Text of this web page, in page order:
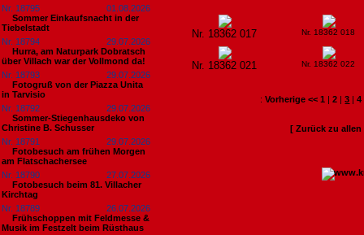
Nr. 18795
01.08.2026
Sommer Einkaufsnacht in der
Tiebelstadt
Nr. 18794
29.07.2026
Hurra, am Naturpark Dobratsch
über Villach war der Vollmond da!
Nr. 18793
29.07.2026
Fotogruß von der Piazza Unita
in Tarvisio
Nr. 18792
29.07.2026
Sommer-Stiegenhausdeko von
Christine B. Schusser
Nr. 18791
29.07.2026
Fotobesuch am frühen Morgen
am Flatschachersee
Nr. 18790
27.07.2026
Fotobesuch beim 81. Villacher
Kirchtag
Nr. 18789
26.07.2026
Frühschoppen mit Feldmesse &
Musik im Festzelt beim Rüsthaus
Nr. 18362 017 Nr. 18362 018
Nr. 18362 021 Nr. 18362 022
:Vorherige <<1 |2 |3 |4
[ Zurück zu